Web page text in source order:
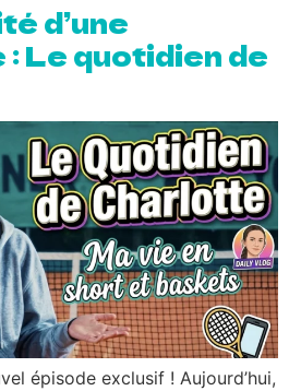
d’une
Le quotidien de
épisode exclusif ! Aujourd’hui,